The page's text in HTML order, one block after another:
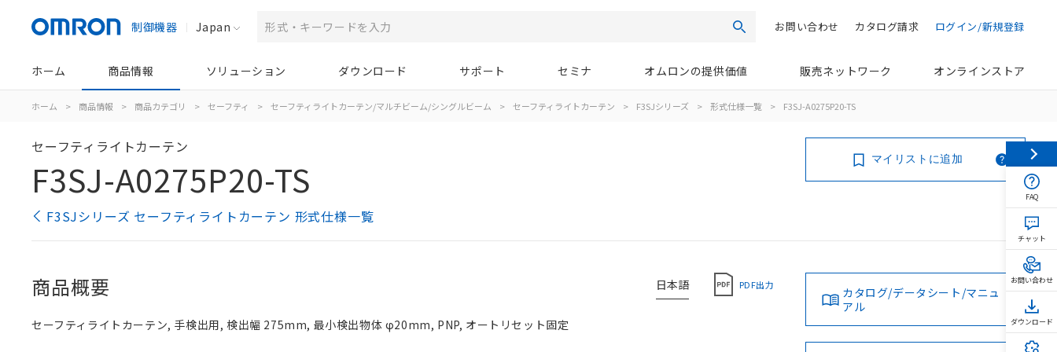
制御機器 Japan 検索 ログイン/新規登録
カタログ請求
お問い合わせ
ホーム 商品情報 ソリューション ダウンロード サポート セミナ オムロンの提供価値 販売ネットワーク オンラインストア
ホーム > 商品情報 > 商品カテゴリ > セーフティ > セーフティライトカーテン/マルチビーム/シングルビーム > セーフティライトカーテン > F3SJシリーズ > 形式仕様一覧 > F3SJ-A0275P20-TS
セーフティライトカーテン
F3SJ-A0275P20-TS
F3SJシリーズ セーフティライトカーテン 形式仕様一覧
マイリストに追加
日本語 PDF出力
商品概要
セーフティライトカーテン, 手検出用, 検出幅 275mm, 最小検出物体 φ20mm, PNP, オートリセット固定
カタログ/データシート/マニュ
アル
FAQ
チャット
お問い合わせ
ダウンロード